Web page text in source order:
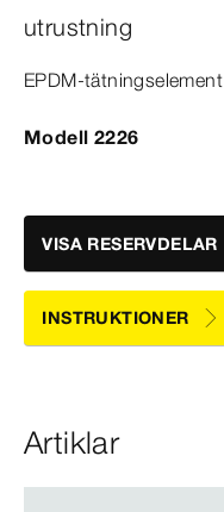
utrustning
EPDM-​tätningselement
Modell 2226
VISA RESERVDELAR
INSTRUKTIONER
Artiklar